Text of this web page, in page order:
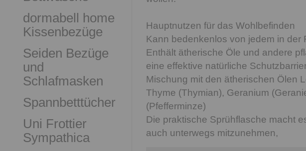
dormabell home
Kissenbezüge
Seiden Bezüge
und
Schlafmasken
Spannbetttücher
Uni Frottier
Sympathica
Hauptnutzen für das Wohlbefinden
Kann bedenkenlos von jedem in der
Enthält ätherische Öle und andere
eine effektive natürliche
Mischung mit den ätherischen Ölen
Thyme (Thymian), Geranium
(Pfefferminze)
Die praktische Sprühflasche macht
auch unterwegs mitzunehmen,